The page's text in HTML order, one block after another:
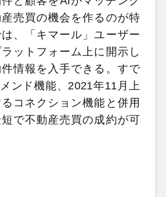
売買の機会を作るのが特
、「キマール」ユーザー
ットフォーム上に開示し
情報を入手できる。すで
ンド機能、2021年11月上
コネクション機能と併用
で不動産売買の成約が可